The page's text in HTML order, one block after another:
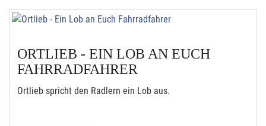
ORTLIEB - EIN LOB AN EUCH
FAHRRADFAHRER
Ortlieb spricht den Radlern ein Lob aus.